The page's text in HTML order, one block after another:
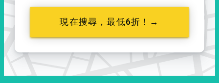
現在搜尋，最低6折！→